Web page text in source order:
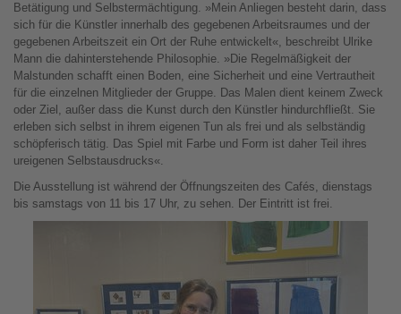
Betätigung und Selbstermächtigung. »Mein Anliegen besteht darin, dass
sich für die Künstler innerhalb des gegebenen Arbeitsraumes und der
gegebenen Arbeitszeit ein Ort der Ruhe entwickelt«, beschreibt Ulrike
Mann die dahinterstehende Philosophie. »Die Regelmäßigkeit der
Malstunden schafft einen Boden, eine Sicherheit und eine Vertrautheit
für die einzelnen Mitglieder der Gruppe. Das Malen dient keinem Zweck
oder Ziel, außer dass die Kunst durch den Künstler hindurchfließt. Sie
erleben sich selbst in ihrem eigenen Tun als frei und als selbständig
schöpferisch tätig. Das Spiel mit Farbe und Form ist daher Teil ihres
ureigenen Selbstausdrucks«.
Die Ausstellung ist während der Öffnungszeiten des Cafés, dienstags
bis samstags von 11 bis 17 Uhr, zu sehen. Der Eintritt ist frei.